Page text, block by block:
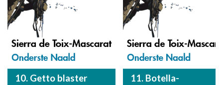
10. Getto blaster
11. Botella-